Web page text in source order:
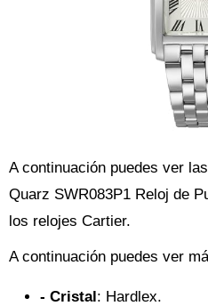
A continuación puedes ver
Quarz SWR083P1 Reloj de
los relojes Cartier.
A continuación puedes ver
- Cristal: Hardlex.